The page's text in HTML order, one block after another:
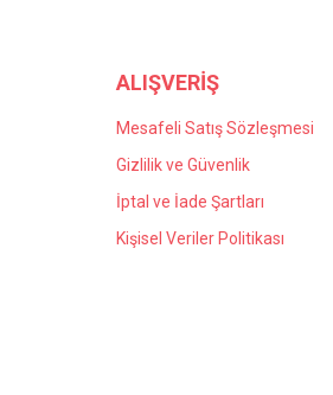
olmalı. ALIŞVERİŞ
Mesafeli Satış Sözleşmesi
Gizlilik ve Güvenlik
İptal ve İade Şartları
Kişisel Veriler Politikası